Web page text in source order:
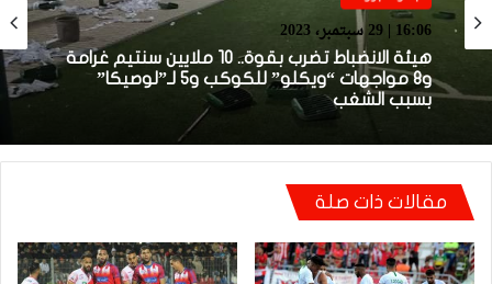
بطولة برو 1
16:06 | 29 سبتمبر، 2023
هيئة الانضباط تضرب بقوة.. 10 ملايين سنتيم غرامة
بطولة برو 2
13:23 | 25 سبتمبر، 2023
صور.. جمهور أولمبيك خريبكة يخرب الملعب البلدي
مقالات ذات صلة